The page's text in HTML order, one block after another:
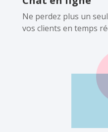
Ne perdez plus un
vos clients en temps